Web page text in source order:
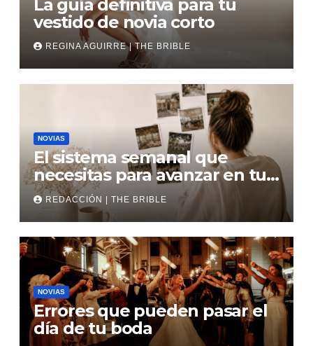
La guía definitiva para tu
vestido de novia corto
REGINA AGUIRRE | THE BRIBLE
NOVIAS
El sistema semanal que
necesitas para avanzar en tu
boda
REDACCIÓN | THE BRIBLE
NOVIAS
Errores que pueden pasar el
día de tu boda